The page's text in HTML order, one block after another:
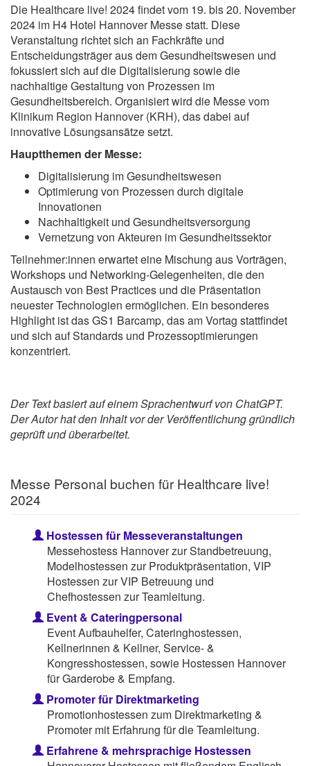
Die Healthcare live! 2024 findet vom 19. bis 20. November
2024 im H4 Hotel Hannover Messe statt. Diese
Veranstaltung richtet sich an Fachkräfte und
Entscheidungsträger aus dem Gesundheitswesen und
fokussiert sich auf die Digitalisierung sowie die
nachhaltige Gestaltung von Prozessen im
Gesundheitsbereich. Organisiert wird die Messe vom
Klinikum Region Hannover (KRH), das dabei auf
innovative Lösungsansätze setzt.
Hauptthemen der Messe:
Digitalisierung im Gesundheitswesen
Optimierung von Prozessen durch digitale
Innovationen
Nachhaltigkeit und Gesundheitsversorgung
Vernetzung von Akteuren im Gesundheitssektor
Teilnehmer:innen erwartet eine Mischung aus Vorträgen,
Workshops und Networking-Gelegenheiten, die den
Austausch von Best Practices und die Präsentation
neuester Technologien ermöglichen. Ein besonderes
Highlight ist das GS1 Barcamp, das am Vortag stattfindet
und sich auf Standards und Prozessoptimierungen
konzentriert​.
Der Text basiert auf einem Sprachentwurf von ChatGPT.
Der Autor hat den Inhalt vor der Veröffentlichung gründlich
geprüft und überarbeitet.
Messe Personal buchen für Healthcare live!
2024
Hostessen für Messeveranstaltungen
Messehostess Hannover zur Standbetreuung,
Modelhostessen zur Produktpräsentation, VIP
Hostessen zur VIP Betreuung und
Chefhostessen zur Teamleitung.
Event & Cateringpersonal
Event Aufbauhelfer, Cateringhostessen,
Kellnerinnen & Kellner, Service- &
Kongresshostessen, sowie Hostessen Hannover
für Garderobe & Empfang.
Promoter für Direktmarketing
Promotionhostessen zum Direktmarketing &
Promoter mit Erfahrung für die Teamleitung.
Erfahrene & mehrsprachige Hostessen